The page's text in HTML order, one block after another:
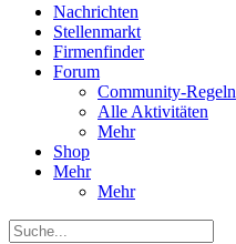
Nachrichten
Stellenmarkt
Firmenfinder
Forum
Community-Regeln
Alle Aktivitäten
Mehr
Shop
Mehr
Mehr